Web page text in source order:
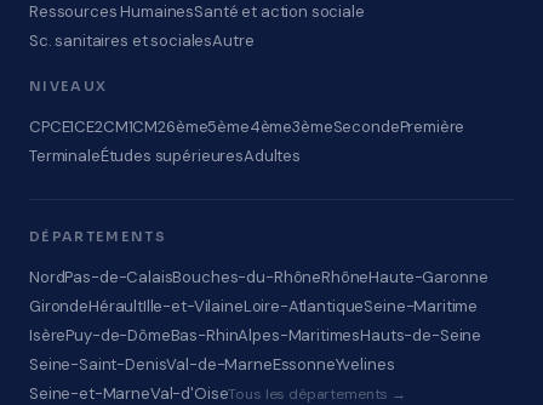
Ressources HumainesSanté et action sociale
Sc. sanitaires et socialesAutre
NIVEAUX
CPCE1CE2CM1CM26ème5ème4ème3èmeSecondePremière
TerminaleÉtudes supérieuresAdultes
DÉPARTEMENTS
NordPas-de-CalaisBouches-du-RhôneRhôneHaute-Garonne
GirondeHéraultIlle-et-VilaineLoire-AtlantiqueSeine-Maritime
IsèrePuy-de-DômeBas-RhinAlpes-MaritimesHauts-de-Seine
Seine-Saint-DenisVal-de-MarneEssonneYvelines
Seine-et-MarneVal-d'OiseTous les départements →